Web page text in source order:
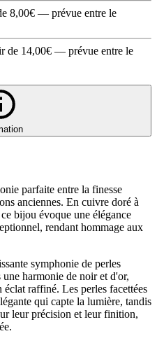
8,00€
— prévue entre le
de 14,00€
— prévue entre le
parfaite entre la finesse
anciennes. En cuivre doré à
bijou évoque une élégance
rendant hommage aux
symphonie de perles
harmonie de noir et d'or,
raffiné. Les perles facettées
qui capte la lumière, tandis
leur précision et leur finition,